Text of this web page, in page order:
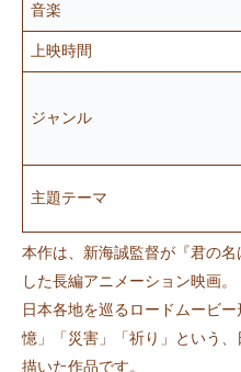
音楽
上映時間
ジャンル
主題テーマ
本作は、新海誠監督が『君の
した長編アニメーション映画。
日本各地を巡るロードムービ
憶」「災害」「祈り」という
描いた作品です。